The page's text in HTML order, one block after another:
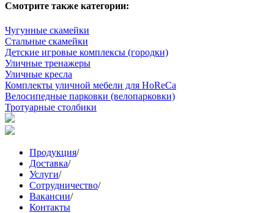
Смотрите также категории:
Чугунные скамейки
Стальные скамейки
Детские игровые комплексы (городки)
Уличные тренажеры
Уличные кресла
Комплекты уличной мебели для HoReCa
Велосипедные парковки (велопарковки)
Тротуарные столбики
Продукция/
Доставка/
Услуги/
Сотрудничество/
Вакансии/
Контакты